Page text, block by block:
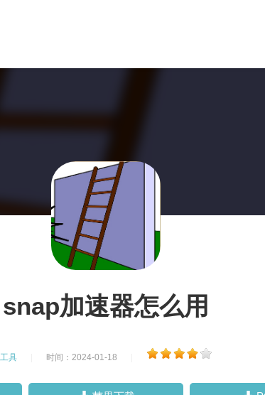
snap加速器怎么用
工具 时间：2024-01-18